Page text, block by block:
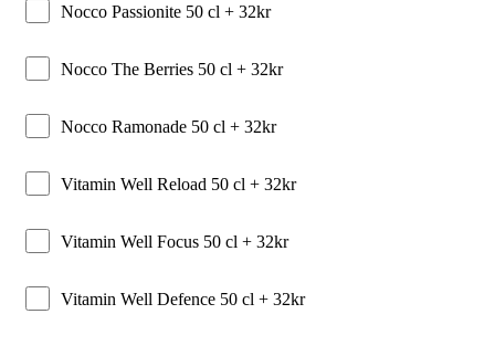
Nocco Passionite 50 cl + 32kr
Nocco The Berries 50 cl + 32kr
Nocco Ramonade 50 cl + 32kr
Vitamin Well Reload 50 cl + 32kr
Vitamin Well Focus 50 cl + 32kr
Vitamin Well Defence 50 cl + 32kr